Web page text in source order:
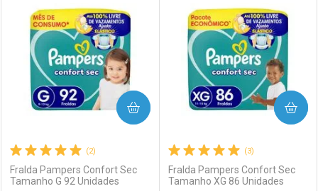
Laboratório
Por Menos Laboratório
Por Menos
(2)
Fralda Pampers Confort Sec
Tamanho G 92 Unidades
COMPRAR
(3)
Fralda Pampers Confort Sec
Tamanho XG 86 Unidades
COMPRAR